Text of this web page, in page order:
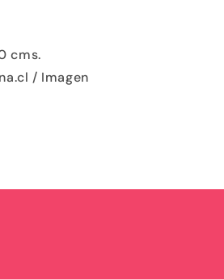
cms.
/ Imagen